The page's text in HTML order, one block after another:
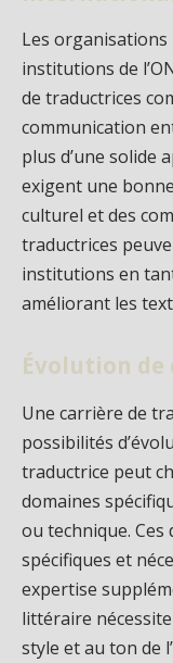
Les
institutions de
de traductrices
communication
plus d’une solide
exigent une
culturel et des
traductrices
institutions en
améliorant les
Évolution
Une carrière de
possibilités
traductrice peut
domaines
ou technique.
spécifiques et
expertise
littéraire
style et au ton de